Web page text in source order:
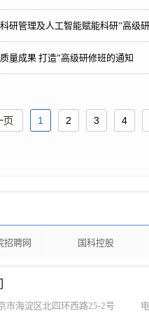
研管理及人工智能赋能科研”高级
量成果 打造”高级研修班的通知
1 2 3 4
招聘网 国科控股
市海淀区北四环西路25-2号